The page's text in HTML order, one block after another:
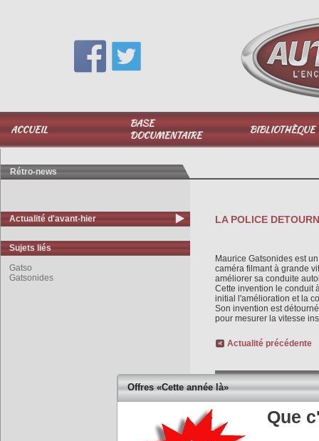
ACCUEIL
BASE
DOCUMENTAIRE
BIBLIOTHÈQUE
06 51 040 025
Rétro-news
Actualité d'avant-hier
Sujets liés
Gatso
Gatsonides
LA POLICE
Maurice Gatsonides est
caméra filmant à grande
améliorer sa conduite
Cette invention le conduit
initial l'amélioration et la
Son invention est
pour mesurer la vitesse
Actualité précédente
COMMENTAIRES
Offres «Cette année là»
Que